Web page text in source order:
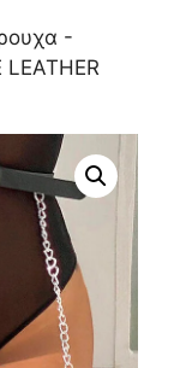
-
LEATHER